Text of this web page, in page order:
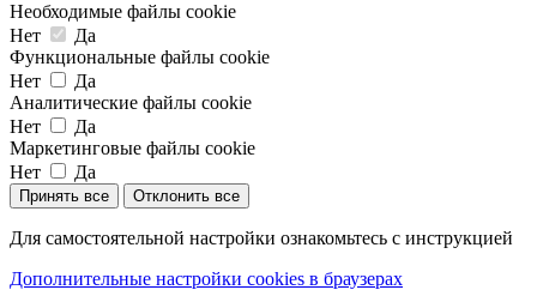
Необходимые файлы cookie
Нет
Да
Функциональные файлы cookie
Нет
Да
Аналитические файлы cookie
Нет
Да
Маркетинговые файлы cookie
Нет
Да
Принять все Отклонить все
Для самостоятельной настройки ознакомьтесь с инструкцией
Дополнительные настройки cookies в браузерах